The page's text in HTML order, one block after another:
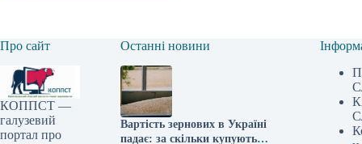
Про сайт
КОППСТ —
галузевий
портал про
Останні новини
Вартість зернових в Україні
падає: за скільки купують